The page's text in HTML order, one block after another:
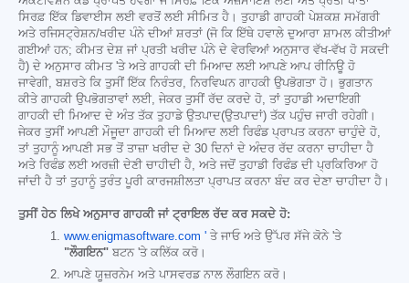
ਸਿਰਫ਼ ਇੱਕ ਡਿਵਾਈਸ ਲਈ ਵਰਤੋਂ ਲਈ ਸੀਮਿਤ ਹੈ। ਤੁਹਾਡੀ ਗਾਹਕੀ ਪੇਸ਼ਕਸ਼ ਸਮੱਗਰੀ
ਅਤੇ ਰਜਿਸਟ੍ਰੇਸ਼ਨ/ਖਰੀਦ ਪੰਨੇ ਦੀਆਂ ਸ਼ਰਤਾਂ (ਜੋ ਕਿ ਇੱਥੇ ਹਵਾਲੇ ਦੁਆਰਾ ਸ਼ਾਮਲ ਕੀਤੀਆਂ
ਗਈਆਂ ਹਨ; ਕੀਮਤ ਦੇਸ਼ ਜਾਂ ਪ੍ਰਤੀ ਖਰੀਦ ਪੰਨੇ ਦੇ ਵੇਰਵਿਆਂ ਅਨੁਸਾਰ ਵੱਖ-ਵੱਖ ਹੋ ਸਕਦੀ
ਹੈ) ਦੇ ਅਨੁਸਾਰ ਕੀਮਤ 'ਤੇ ਅਤੇ ਗਾਹਕੀ ਦੀ ਮਿਆਦ ਲਈ ਆਪਣੇ ਆਪ ਰੀਨਿਊ ਹੋ
ਜਾਵੇਗੀ, ਬਸ਼ਰਤੇ ਕਿ ਤੁਸੀਂ ਇੱਕ ਨਿਰੰਤਰ, ਨਿਰਵਿਘਨ ਗਾਹਕੀ ਉਪਭੋਗਤਾ ਹੋ। ਭੁਗਤਾਨ
ਕੀਤੇ ਗਾਹਕੀ ਉਪਭੋਗਤਾਵਾਂ ਲਈ, ਜੇਕਰ ਤੁਸੀਂ ਰੱਦ ਕਰਦੇ ਹੋ, ਤਾਂ ਤੁਹਾਡੀ ਅਦਾਇਗੀ
ਗਾਹਕੀ ਦੀ ਮਿਆਦ ਦੇ ਅੰਤ ਤੱਕ ਤੁਹਾਡੇ ਉਤਪਾਦ(ਉਤਪਾਦਾਂ) ਤੱਕ ਪਹੁੰਚ ਜਾਰੀ ਰਹੇਗੀ।
ਜੇਕਰ ਤੁਸੀਂ ਆਪਣੀ ਮੌਜੂਦਾ ਗਾਹਕੀ ਦੀ ਮਿਆਦ ਲਈ ਰਿਫੰਡ ਪ੍ਰਾਪਤ ਕਰਨਾ ਚਾਹੁੰਦੇ ਹੋ,
ਤਾਂ ਤੁਹਾਨੂੰ ਆਪਣੀ ਸਭ ਤੋਂ ਤਾਜ਼ਾ ਖਰੀਦ ਦੇ 30 ਦਿਨਾਂ ਦੇ ਅੰਦਰ ਰੱਦ ਕਰਨਾ ਚਾਹੀਦਾ ਹੈ
ਅਤੇ ਰਿਫੰਡ ਲਈ ਅਰਜ਼ੀ ਦੇਣੀ ਚਾਹੀਦੀ ਹੈ, ਅਤੇ ਜਦੋਂ ਤੁਹਾਡੀ ਰਿਫੰਡ ਦੀ ਪ੍ਰਕਿਰਿਆ ਹੋ
ਜਾਂਦੀ ਹੈ ਤਾਂ ਤੁਹਾਨੂੰ ਤੁਰੰਤ ਪੂਰੀ ਕਾਰਜਸ਼ੀਲਤਾ ਪ੍ਰਾਪਤ ਕਰਨਾ ਬੰਦ ਕਰ ਦੇਣਾ ਚਾਹੀਦਾ ਹੈ।
ਤੁਸੀਂ ਹੇਠ ਲਿਖੇ ਅਨੁਸਾਰ ਗਾਹਕੀ ਜਾਂ ਟ੍ਰਾਇਲ ਰੱਦ ਕਰ ਸਕਦੇ ਹੋ:
www.enigmasoftware.com ' ਤੇ ਜਾਓ ਅਤੇ ਉੱਪਰ ਸੱਜੇ ਕੋਨੇ 'ਤੇ
"ਲੌਗਇਨ" ਬਟਨ 'ਤੇ ਕਲਿੱਕ ਕਰੋ।
ਆਪਣੇ ਯੂਜ਼ਰਨੇਮ ਅਤੇ ਪਾਸਵਰਡ ਨਾਲ ਲੌਗਇਨ ਕਰੋ।